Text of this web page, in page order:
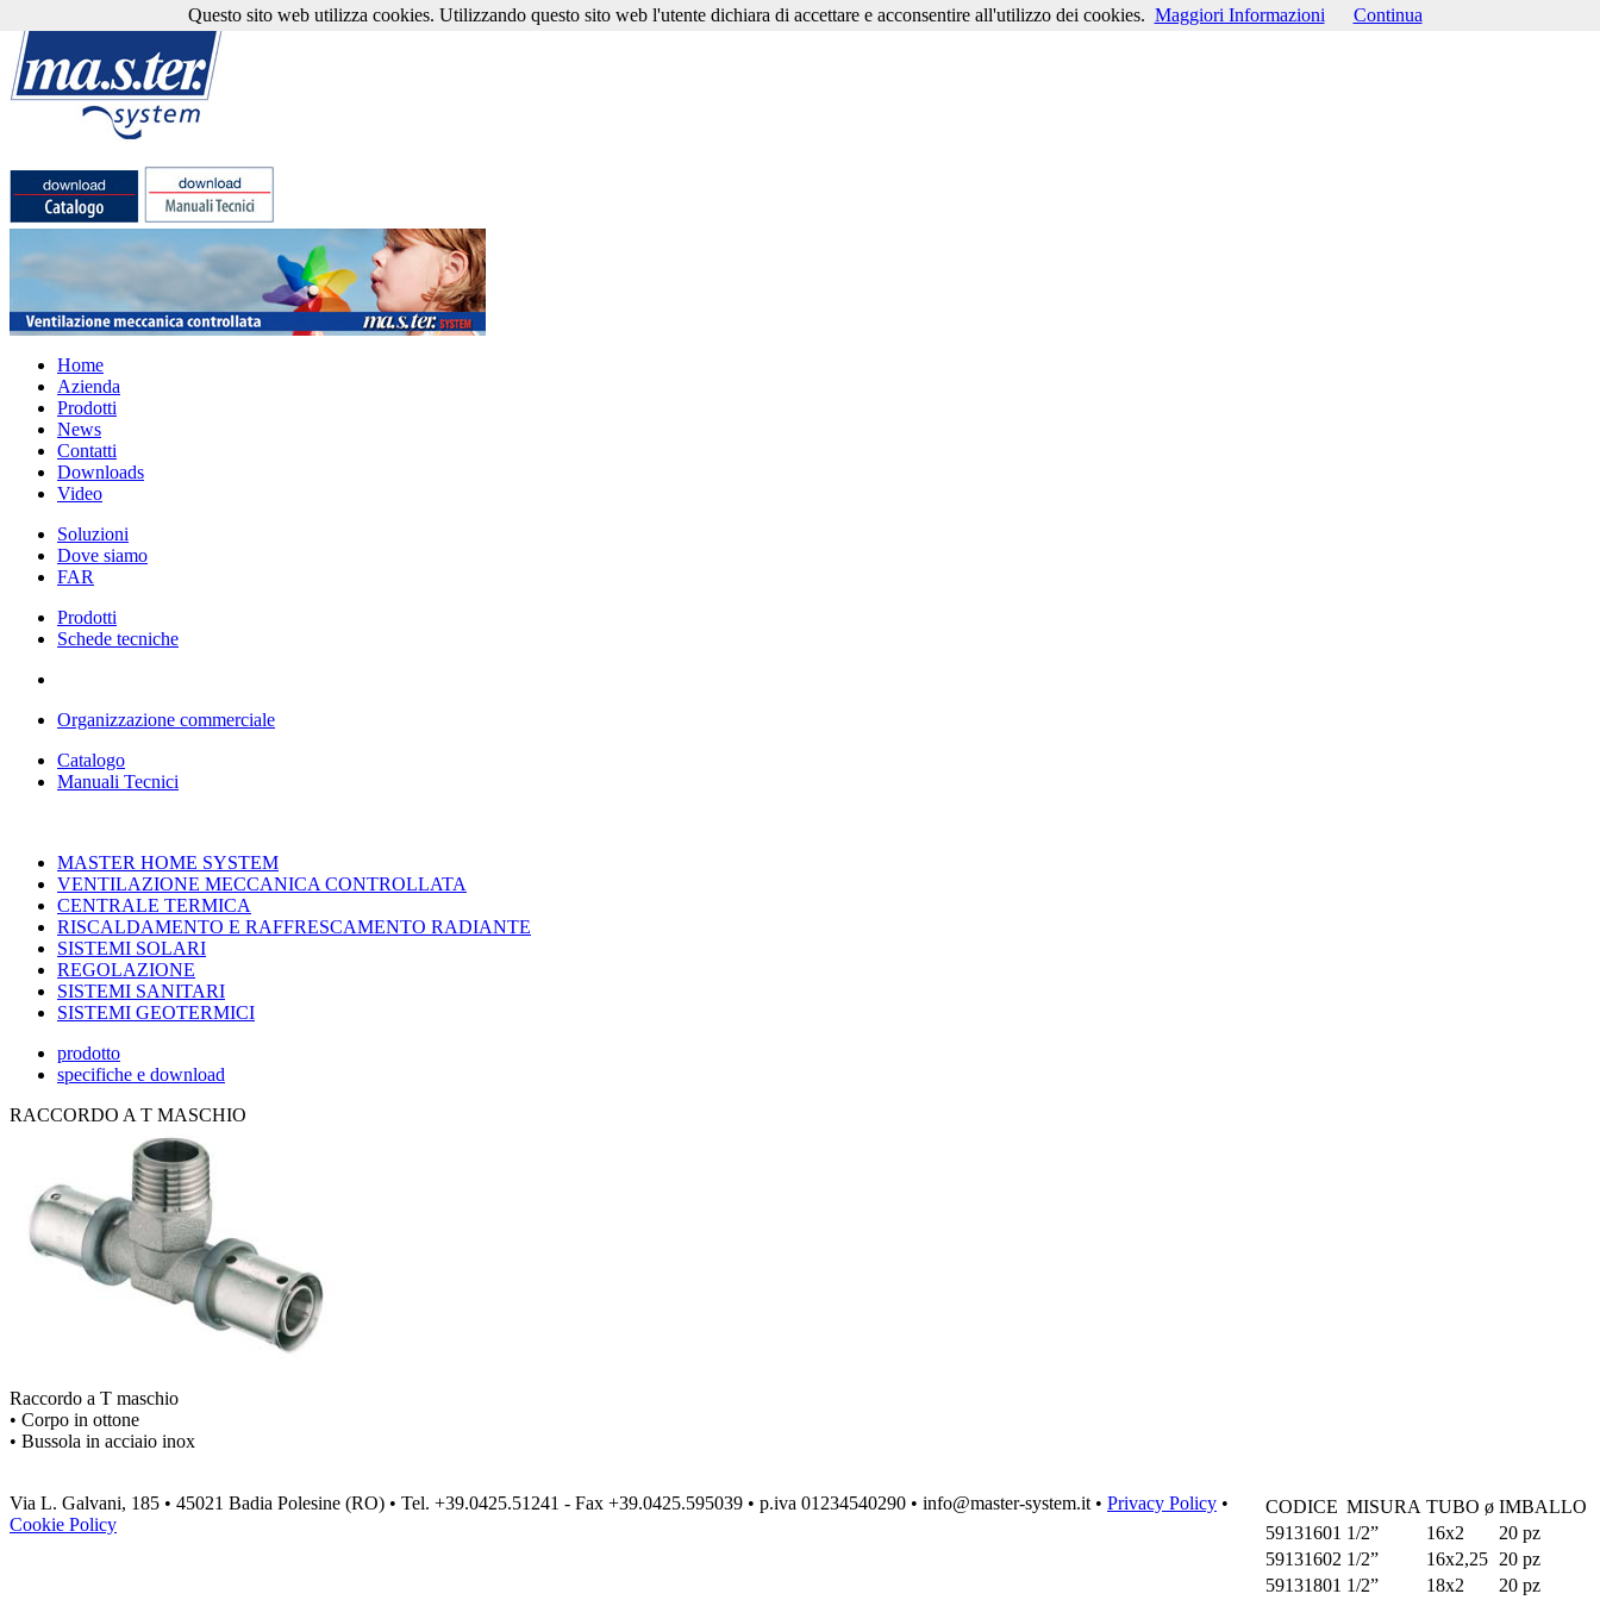
Home
Azienda
Prodotti
News
Contatti
Downloads
Video
Soluzioni
Dove siamo
FAR
Prodotti
Schede tecniche
Organizzazione commerciale
Catalogo
Manuali Tecnici
MASTER HOME SYSTEM
VENTILAZIONE MECCANICA CONTROLLATA
CENTRALE TERMICA
RISCALDAMENTO E RAFFRESCAMENTO RADIANTE
SISTEMI SOLARI
REGOLAZIONE
SISTEMI SANITARI
SISTEMI GEOTERMICI
prodotto
specifiche e download
RACCORDO A T MASCHIO
Raccordo a T maschio
• Corpo in ottone
• Bussola in acciaio inox
CODICE MISURA TUBO ø IMBALLO
59131601 1/2” 16x2
20 pz
59131602 1/2” 16x2,25 20 pz
59131801 1/2” 18x2 20 pz
Via L. Galvani, 185 • 45021 Badia Polesine (RO) • Tel. +39.0425.51241 - Fax +39.0425.595039 • p.iva 01234540290 • info@master-system.it • Privacy Policy •
Cookie Policy
Questo sito web utilizza cookies. Utilizzando questo sito web l'utente dichiara di accettare e acconsentire all'utilizzo dei cookies. Maggiori Informazioni Continua